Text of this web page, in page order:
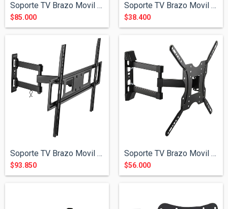
Soporte TV Brazo Movil de 26" a 55"
$85.000
Soporte TV Brazo Movil de 32" a 55"
$38.400
Soporte TV Brazo Movil de 32" a 75"
$93.850
Soporte TV Brazo Movil de 23" a 55"
$56.000